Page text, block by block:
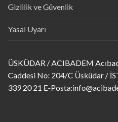
Gizlilik ve Güvenlik
Yasal Uyarı
ÜSKÜDAR / ACIBADEM
Caddesi No: 204/C Üsküdar /
339 20 21 E-